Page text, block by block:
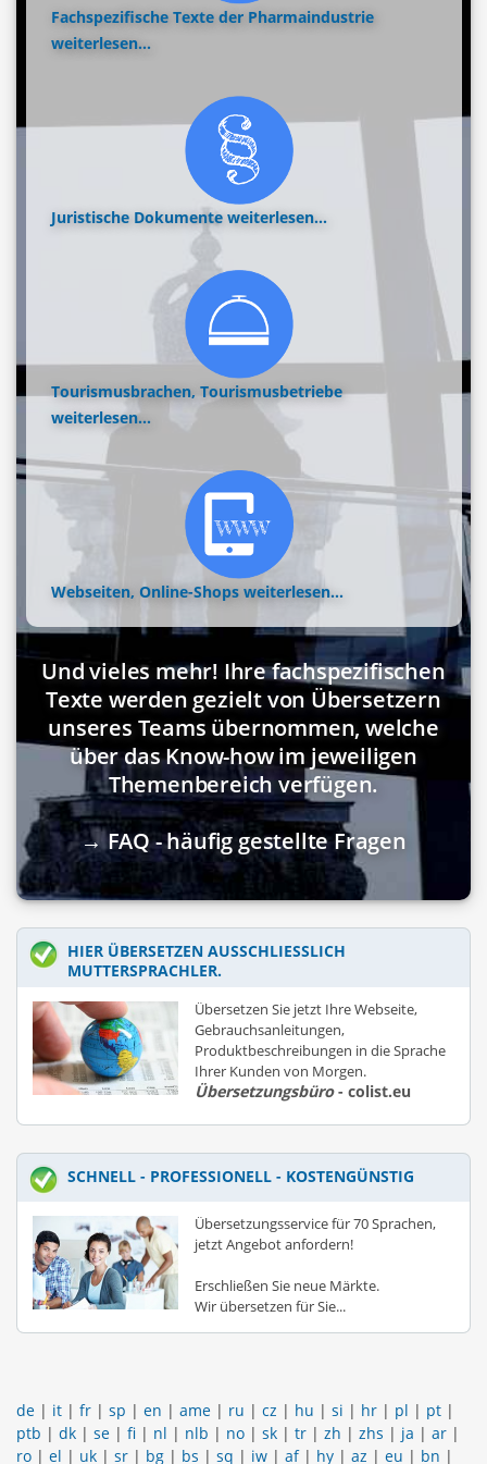
Fachspezifische Texte der Pharmaindustrie
weiterlesen...
Juristische Dokumente weiterlesen...
Tourismusbrachen, Tourismusbetriebe
weiterlesen...
Webseiten, Online-Shops weiterlesen...
Und vieles mehr! Ihre fachspezifischen
Texte werden gezielt von Übersetzern
unseres Teams übernommen, welche
über das Know-how im jeweiligen
Themenbereich verfügen.
→ FAQ - häufig gestellte Fragen
HIER ÜBERSETZEN AUSSCHLIESSLICH M
UTTERSPRACHLER.
Übersetzen Sie jetzt Ihre Webseite,
Gebrauchsanleitungen,
Produktbeschreibungen in die Sprache
Ihrer Kunden von Morgen.
Übersetzungsbüro- colist.eu
SCHNELL - PROFESSIONELL - KOSTENGÜNSTIG
Übersetzungsservice für 70 Sprachen,
jetzt Angebot anfordern!
Erschließen Sie neue Märkte.
Wir übersetzen für Sie...
de | it | fr | sp | en | ame | ru | cz | hu | si | hr | pl | pt |
ptb | dk | se | fi | nl | nlb | no | sk | tr | zh | zhs | ja | ar |
ro | el | uk | sr | bg | bs | sq | iw | af| hy | az | eu | bn |